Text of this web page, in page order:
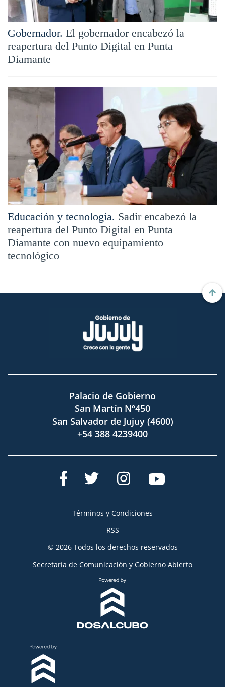
Gobernador. El gobernador encabezó la
reapertura del Punto Digital en Punta
Diamante
Educación y tecnología. Sadir encabezó la
reapertura del Punto Digital en Punta
Diamante con nuevo equipamiento
tecnológico
Palacio de Gobierno
San Martín Nº450
San Salvador de Jujuy (4600)
+54 388 4239400
Términos y Condiciones
RSS
© 2026 Todos los derechos reservados
Secretaría de Comunicación y Gobierno Abierto